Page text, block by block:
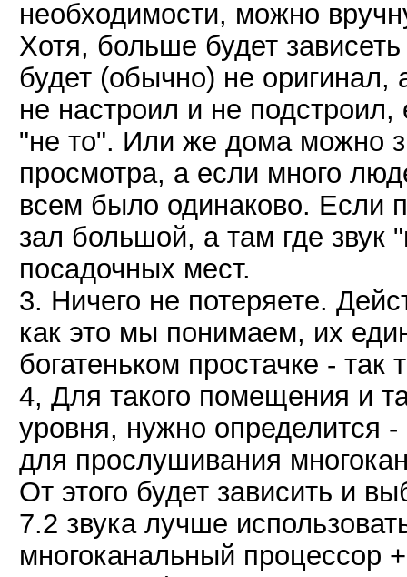
необходимости, можно
Хотя, больше будет
будет (обычно) не
не настроил и не подстроил,
"не то". Или же дома можно
просмотра, а если много
всем было одинаково. Если
зал большой, а там где звук
посадочных мест.
3. Ничего не потеряете.
как это мы понимаем, их
богатеньком простачке - так
4, Для такого помещения и
уровня, нужно определится
для прослушивания
От этого будет зависить и
7.2 звука лучше
многоканальный процессор